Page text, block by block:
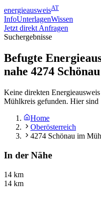
energieausweisAT
InfoUnterlagenWissen
Jetzt direkt Anfragen
Suchergebnisse
Befugte
nahe 4274
Keine direkten
Mühlkreis gefunden. Hier sind
Home
Oberösterreich
4274 Schönau im
In der Nähe
14 km
14 km